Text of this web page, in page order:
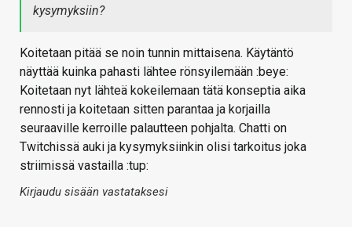
kysymyksiin?
Koitetaan pitää se noin tunnin mittaisena. Käytäntö
näyttää kuinka pahasti lähtee rönsyilemään :beye:
Koitetaan nyt lähteä kokeilemaan tätä konseptia aika
rennosti ja koitetaan sitten parantaa ja korjailla
seuraaville kerroille palautteen pohjalta. Chatti on
Twitchissä auki ja kysymyksiinkin olisi tarkoitus joka
striimissä vastailla :tup:
Kirjaudu sisään vastataksesi